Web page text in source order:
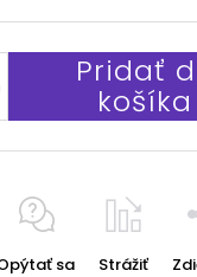
Pridať
košíka
sa Strážiť